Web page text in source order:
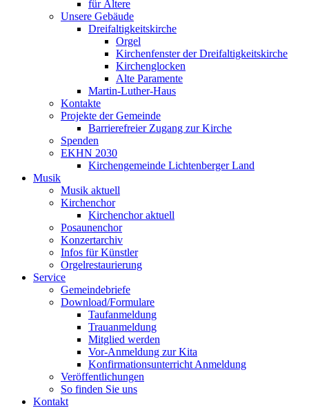
für Ältere
Unsere Gebäude
Dreifaltigkeitskirche
Orgel
Kirchenfenster der Dreifaltigkeitskirche
Kirchenglocken
Alte Paramente
Martin-Luther-Haus
Kontakte
Projekte der Gemeinde
Barrierefreier Zugang zur Kirche
Spenden
EKHN 2030
Kirchengemeinde Lichtenberger Land
Musik
Musik aktuell
Kirchenchor
Kirchenchor aktuell
Posaunenchor
Konzertarchiv
Infos für Künstler
Orgelrestaurierung
Service
Gemeindebriefe
Download/Formulare
Taufanmeldung
Trauanmeldung
Mitglied werden
Vor-Anmeldung zur Kita
Konfirmationsunterricht Anmeldung
Veröffentlichungen
So finden Sie uns
Kontakt